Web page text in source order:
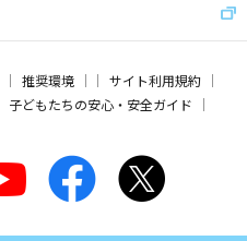
推奨環境
サイト利用規約
子どもたちの安心・安全ガイド